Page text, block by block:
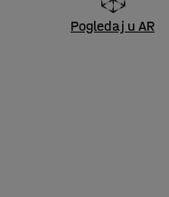
Pogledaj u AR